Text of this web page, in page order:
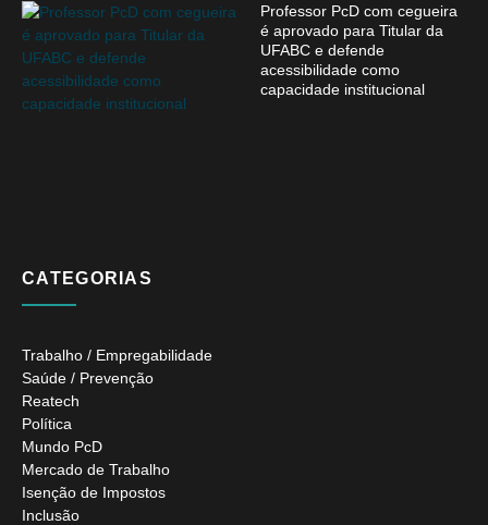
Professor PcD com cegueira
é aprovado para Titular da
UFABC e defende
acessibilidade como
capacidade institucional
CATEGORIAS
Trabalho / Empregabilidade
Saúde / Prevenção
Reatech
Política
Mundo PcD
Mercado de Trabalho
Isenção de Impostos
Inclusão